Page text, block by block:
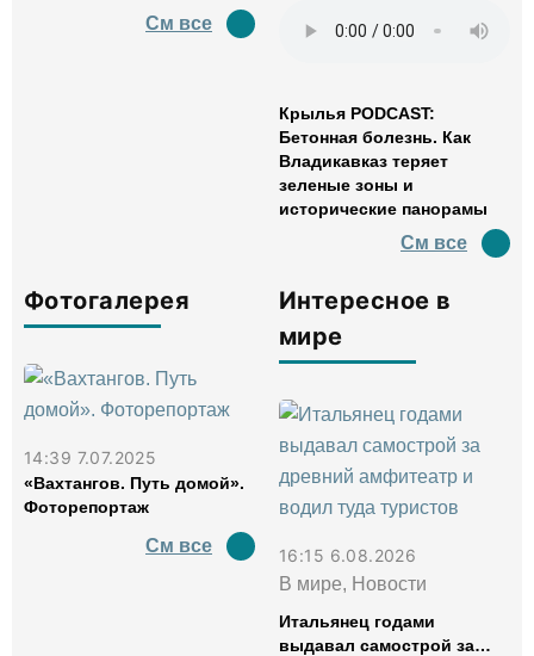
См все
Крылья PODCAST:
Бетонная болезнь. Как
Владикавказ теряет
зеленые зоны и
исторические панорамы
См все
Фотогалерея
14:39 7.07.2025
«Вахтангов. Путь домой».
Фоторепортаж
См все
Интересное в
мире
16:15 6.08.2026
В мире, Новости
Итальянец годами
выдавал самострой за